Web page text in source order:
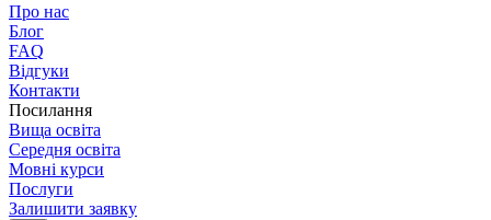
Про нас
Блог
FAQ
Відгуки
Контакти
Посилання
Вища освіта
Середня освіта
Мовні курси
Послуги
Залишити заявку